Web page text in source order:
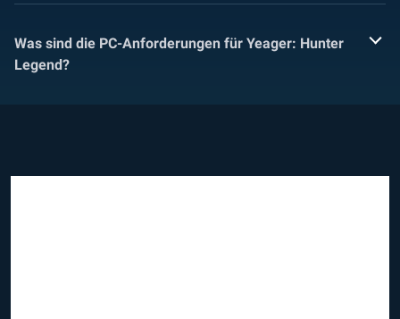
Was sind die PC-Anforderungen für Yeager: Hunter
Legend?